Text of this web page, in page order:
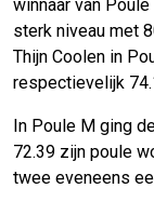
winnaar van
sterk niveau met
Thijn Coolen in
respectievelijk
In Poule M ging
72.39 zijn poule
twee eveneens